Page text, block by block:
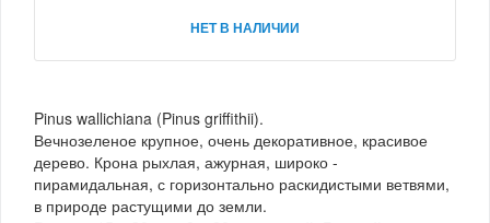
НЕТ В НАЛИЧИИ
Pinus wallichiana (Pinus griffithii).
Вечнозеленое крупное, очень декоративное, красивое
дерево. Крона рыхлая, ажурная, широко -
пирамидальная, с горизонтально раскидистыми ветвями,
в природе растущими до земли.